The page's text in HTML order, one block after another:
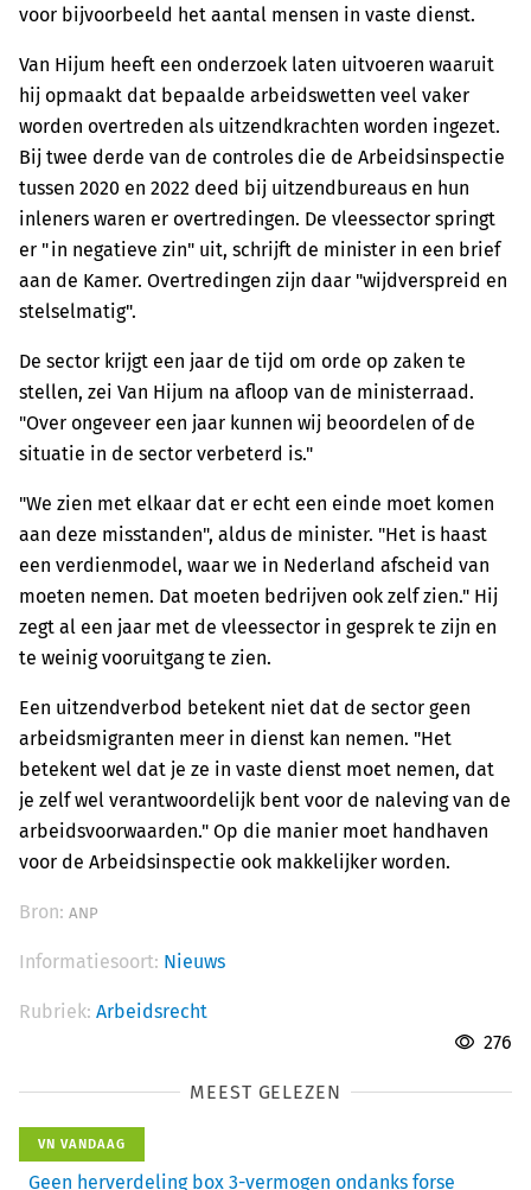
voor bijvoorbeeld het aantal mensen in vaste dienst.
Van Hijum heeft een onderzoek laten uitvoeren waaruit
hij opmaakt dat bepaalde arbeidswetten veel vaker
worden overtreden als uitzendkrachten worden ingezet.
Bij twee derde van de controles die de Arbeidsinspectie
tussen 2020 en 2022 deed bij uitzendbureaus en hun
inleners waren er overtredingen. De vleessector springt
er "in negatieve zin" uit, schrijft de minister in een brief
aan de Kamer. Overtredingen zijn daar "wijdverspreid en
stelselmatig".
De sector krijgt een jaar de tijd om orde op zaken te
stellen, zei Van Hijum na afloop van de ministerraad.
"Over ongeveer een jaar kunnen wij beoordelen of de
situatie in de sector verbeterd is."
"We zien met elkaar dat er echt een einde moet komen
aan deze misstanden", aldus de minister. "Het is haast
een verdienmodel, waar we in Nederland afscheid van
moeten nemen. Dat moeten bedrijven ook zelf zien." Hij
zegt al een jaar met de vleessector in gesprek te zijn en
te weinig vooruitgang te zien.
Een uitzendverbod betekent niet dat de sector geen
arbeidsmigranten meer in dienst kan nemen. "Het
betekent wel dat je ze in vaste dienst moet nemen, dat
je zelf wel verantwoordelijk bent voor de naleving van de
arbeidsvoorwaarden." Op die manier moet handhaven
voor de Arbeidsinspectie ook makkelijker worden.
Bron: ANP
Informatiesoort: Nieuws
Rubriek: Arbeidsrecht
276
MEEST GELEZEN
VN VANDAAG
Geen herverdeling box 3-vermogen ondanks forse